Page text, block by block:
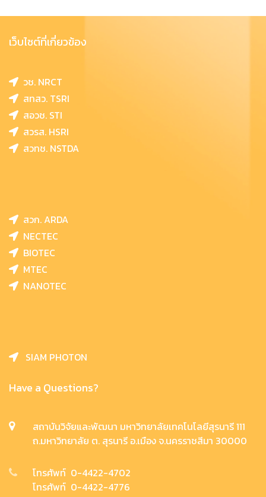
เว็บไซต์ที่เกี่ยวข้อง
วช. NRCT
สทสว. TSRI
สอวช. STI
สวรส. HSRI
สวทช. NSTDA
สวก. ARDA
NECTEC
BIOTEC
MTEC
NANOTEC
SIAM PHOTON
Have a Questions?
สถาบันวิจัยและพัฒนา มหาวิทยาลัยเทคโนโลยีสุรนารี 111
ถ.มหาวิทยาลัย ต. สุรนารี อ.เมือง จ.นครราชสีมา 30000
โทรศัพท์ 0-4422-4702
โทรศัพท์ 0-4422-4776